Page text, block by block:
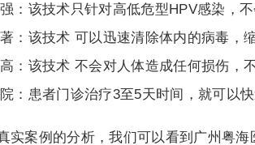
：该技术只针对高低危型HPV感染，
：该技术 可以迅速清除体内的病毒，
：该技术 不会对人体造成任何损伤，
：患者门诊治疗3至5天时间，就可以快
实案例的分析，我们可以看到广州粤